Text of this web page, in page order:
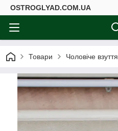
ОSTROGLYAD.СOM.UA
Товари Чоловіче взуття